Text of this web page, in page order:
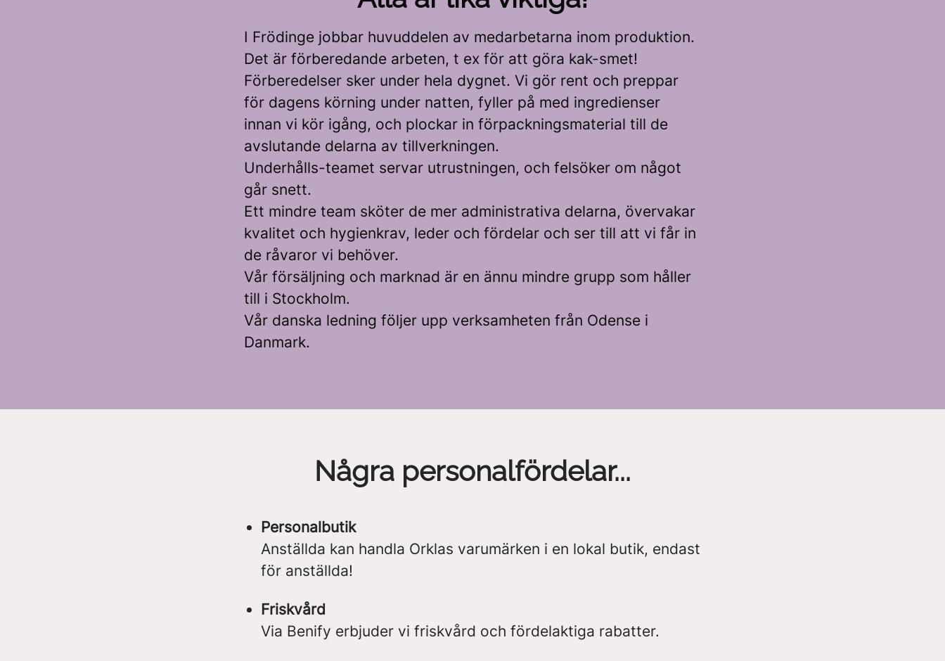
I Frödinge jobbar huvuddelen av medarbetarna inom produktion.
Det är förberedande arbeten, t ex för att göra kak-smet!
Förberedelser sker under hela dygnet. Vi gör rent och preppar
för dagens körning under natten, fyller på med ingredienser
innan vi kör igång, och plockar in förpackningsmaterial till de
avslutande delarna av tillverkningen.
Underhålls-teamet servar utrustningen, och felsöker om något
går snett.
Ett mindre team sköter de mer administrativa delarna, övervakar
kvalitet och hygienkrav, leder och fördelar och ser till att vi får in
de råvaror vi behöver.
Vår försäljning och marknad är en ännu mindre grupp som håller
till i Stockholm.
Vår danska ledning följer upp verksamheten från Odense i
Danmark.
Några personalfördelar...
Personalbutik
Anställda kan handla Orklas varumärken i en lokal butik, endast
för anställda!
Friskvård
Via Benify erbjuder vi friskvård och fördelaktiga rabatter.